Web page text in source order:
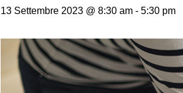
13 Settembre 2023 @ 8:30 am - 5:30 pm